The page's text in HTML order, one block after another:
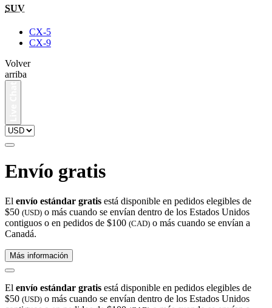
SUV
CX-5
CX-9
Volver
arriba
Envío gratis
El envío estándar gratis está disponible en pedidos elegibles de
$50 (USD) o más cuando se envían dentro de los Estados Unidos
contiguos o en pedidos de $100 (CAD) o más cuando se envían a
Canadá.
Más información
El envío estándar gratis está disponible en pedidos elegibles de
$50 (USD) o más cuando se envían dentro de los Estados Unidos